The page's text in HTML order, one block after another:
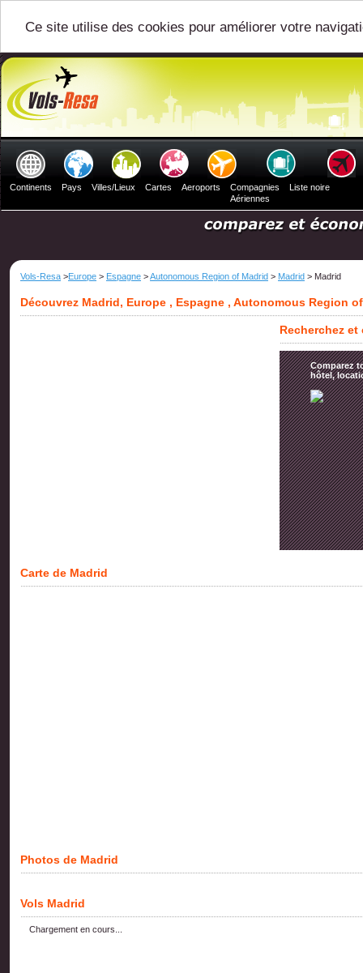
Ce site utilise des cookies pour améliorer votre
Continents Pays Villes/Lieux Cartes Aeroports
Compagnies
Aériennes
Liste noire
Vols-Resa >Europe > Espagne >Autonomous Region of Madrid > Madrid > Madrid
Découvrez Madrid, Europe , Espagne , Autonomous Region
Recherchez
Comparez
hôtel,
Carte de Madrid
Photos de Madrid
Vols Madrid
Chargement en cours...